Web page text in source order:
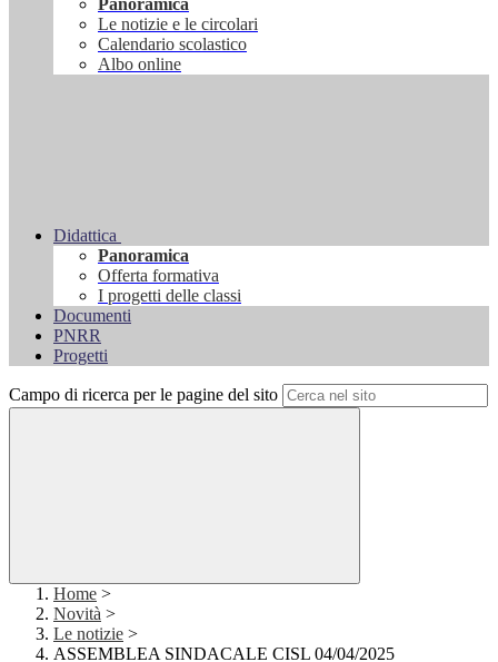
Panoramica
Le notizie e le circolari
Calendario scolastico
Albo online
Didattica
Panoramica
Offerta formativa
I progetti delle classi
Documenti
PNRR
Progetti
Campo di ricerca per le pagine del sito
Home >
Novità >
Le notizie >
ASSEMBLEA SINDACALE CISL 04/04/2025